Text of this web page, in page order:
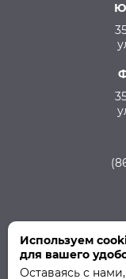
215-957, 8-
Используем
для вашего
Оставаясь с